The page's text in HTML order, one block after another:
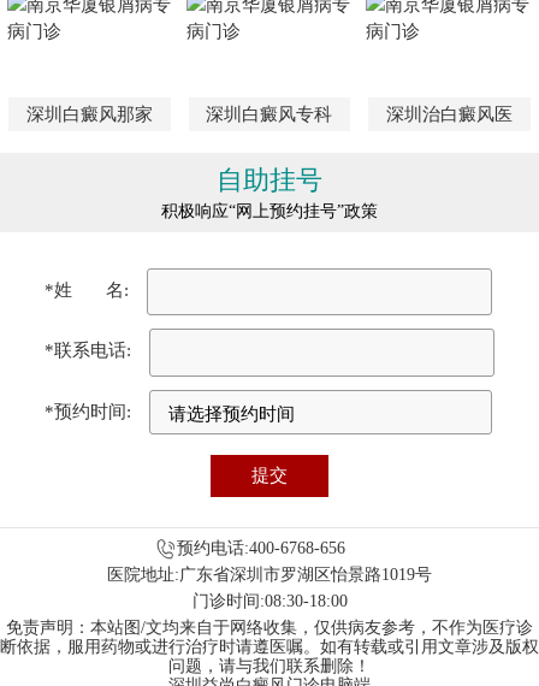
深圳白癜风那家 深圳白癜风专科 深圳治白癜风医
自助挂号
积极响应“网上预约挂号”政策
*姓 名:
*联系电话:
*预约时间:
预约电话:400-6768-656
医院地址:广东省深圳市罗湖区怡景路1019号
门诊时间:08:30-18:00
免责声明：本站图/文均来自于网络收集，仅供病友参考，不作为医疗诊
断依据，服用药物或进行治疗时请遵医嘱。如有转载或引用文章涉及版权
问题，请与我们联系删除！